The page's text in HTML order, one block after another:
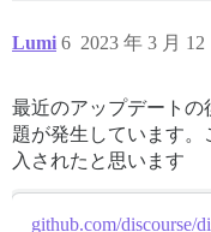
Lumi 2023 年 3 月
6
最近のアップデートの
題が発生しています
入されたと思います
github.com/discourse/